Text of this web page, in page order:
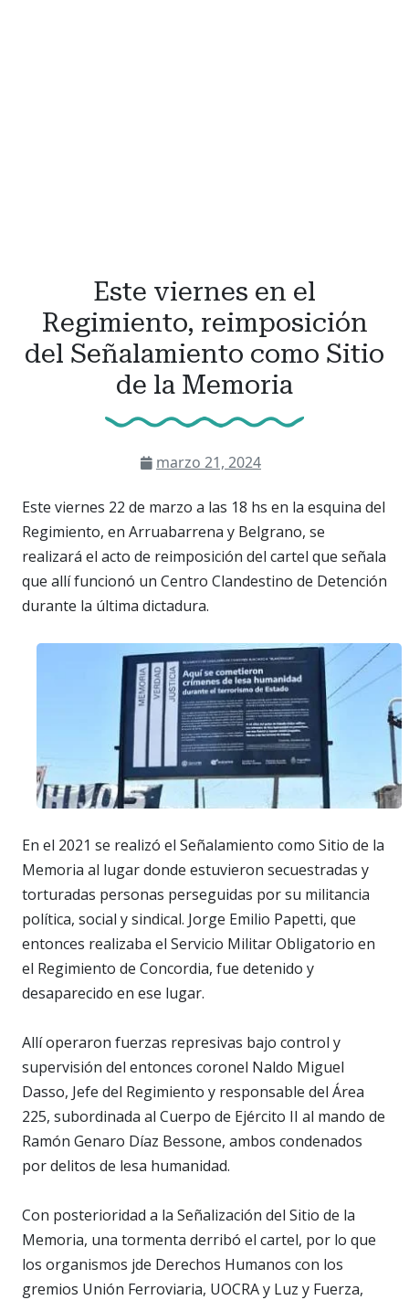
Este viernes en el
Regimiento, reimposición
del Señalamiento como Sitio
de la Memoria
marzo 21, 2024
Este viernes 22 de marzo a las 18 hs en la esquina del
Regimiento, en Arruabarrena y Belgrano, se
realizará el acto de reimposición del cartel que señala
que allí funcionó un Centro Clandestino de Detención
durante la última dictadura.
En el 2021 se realizó el Señalamiento como Sitio de la
Memoria al lugar donde estuvieron secuestradas y
torturadas personas perseguidas por su militancia
política, social y sindical. Jorge Emilio Papetti, que
entonces realizaba el Servicio Militar Obligatorio en
el Regimiento de Concordia, fue detenido y
desaparecido en ese lugar.
Allí operaron fuerzas represivas bajo control y
supervisión del entonces coronel Naldo Miguel
Dasso, Jefe del Regimiento y responsable del Área
225, subordinada al Cuerpo de Ejército II al mando de
Ramón Genaro Díaz Bessone, ambos condenados
por delitos de lesa humanidad.
Con posterioridad a la Señalización del Sitio de la
Memoria, una tormenta derribó el cartel, por lo que
los organismos jde Derechos Humanos con los
gremios Unión Ferroviaria, UOCRA y Luz y Fuerza,